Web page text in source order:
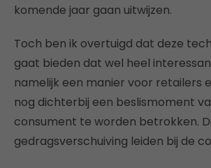
komende jaar gaan uitwijzen.
Toch ben ik overtuigd dat deze
gaat bieden dat wel heel
namelijk een manier voor retailers
nog dichterbij een beslismoment
consument te worden betrokken.
gedragsverschuiving leiden bij de